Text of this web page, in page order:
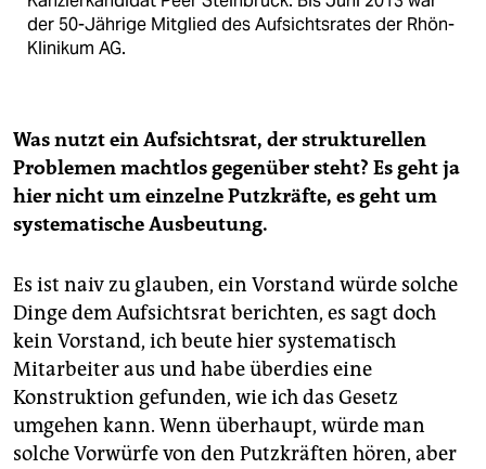
der 50-Jährige Mitglied des Aufsichtsrates der Rhön-
Klinikum AG.
Was nutzt ein Aufsichtsrat, der strukturellen
Problemen machtlos gegenüber steht? Es geht ja
hier nicht um einzelne Putzkräfte, es geht um
systematische Ausbeutung.
Es ist naiv zu glauben, ein Vorstand würde solche
Dinge dem Aufsichtsrat berichten, es sagt doch
kein Vorstand, ich beute hier systematisch
Mitarbeiter aus und habe überdies eine
Konstruktion gefunden, wie ich das Gesetz
umgehen kann. Wenn überhaupt, würde man
solche Vorwürfe von den Putzkräften hören, aber